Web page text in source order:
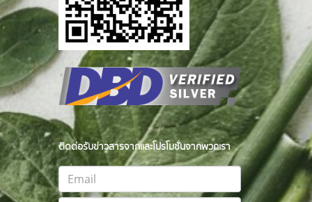
ติดต่อรับข่าวสารจากและโปรโมชั่นจากพวกเรา